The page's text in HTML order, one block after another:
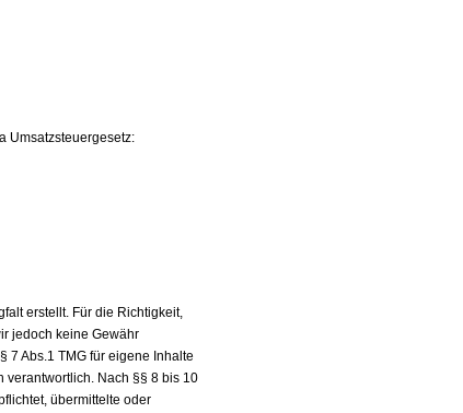
Umsatzsteuergesetz:
erstellt. Für die Richtigkeit,
jedoch keine Gewähr
7 Abs.1 TMG für eigene Inhalte
verantwortlich. Nach §§ 8 bis 10
übermittelte oder